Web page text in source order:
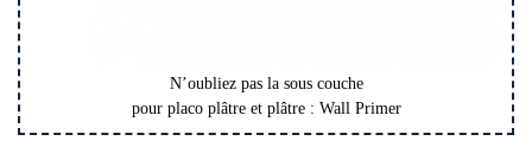
N’oubliez pas la sous couche
pour placo plâtre et plâtre : Wall Primer